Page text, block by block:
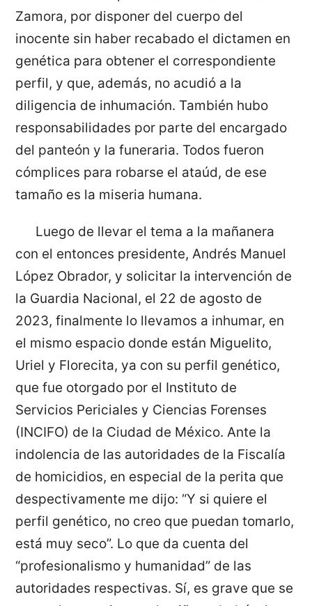
Zamora, por disponer del cuerpo del
inocente sin haber recabado el dictamen en
genética para obtener el correspondiente
perfil, y que, además, no acudió a la
diligencia de inhumación. También hubo
responsabilidades por parte del encargado
del panteón y la funeraria. Todos fueron
cómplices para robarse el ataúd, de ese
tamaño es la miseria humana.
Luego de llevar el tema a la mañanera
con el entonces presidente, Andrés Manuel
López Obrador, y solicitar la intervención de
la Guardia Nacional, el 22 de agosto de
2023, finalmente lo llevamos a inhumar, en
el mismo espacio donde están Miguelito,
Uriel y Florecita, ya con su perfil genético,
que fue otorgado por el Instituto de
Servicios Periciales y Ciencias Forenses
(INCIFO) de la Ciudad de México. Ante la
indolencia de las autoridades de la Fiscalía
de homicidios, en especial de la perita que
despectivamente me dijo: “Y si quiere el
perfil genético, no creo que puedan tomarlo,
está muy seco”. Lo que da cuenta del
“profesionalismo y humanidad” de las
autoridades respectivas. Sí, es grave que se